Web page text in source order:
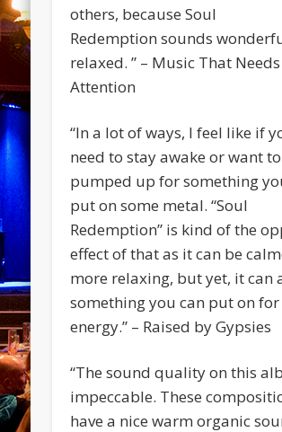
others, because Soul
Redemption sounds
relaxed. ” – Music That Needs
Attention
“In a lot of ways, I feel like if
need to stay awake or want
pumped up for something
put on some metal. “Soul
Redemption” is kind of the
effect of that as it can be
more relaxing, but yet, it can
something you can put on for
energy.” – Raised by Gypsies
“The sound quality on this
impeccable. These
have a nice warm organic